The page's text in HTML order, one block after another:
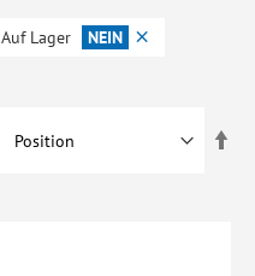
Auf Lager NEIN